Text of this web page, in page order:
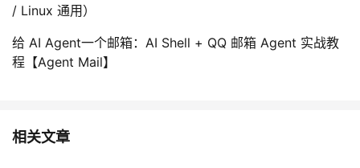
/ Linux 通用）
给 AI Agent一个邮箱：AI Shell + QQ 邮箱 Agent 实战教
程【Agent Mail】
相关文章